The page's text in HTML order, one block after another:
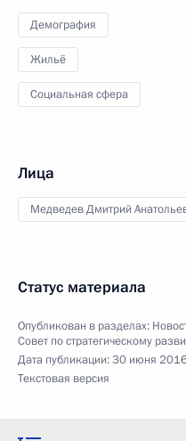
Демография
Жильё
Социальная сфера
Лица
Медведев Дмитрий
Статус материала
Опубликован в разделах:
Совет по стратегическому
Дата публикации:30 июня
Текстовая версия